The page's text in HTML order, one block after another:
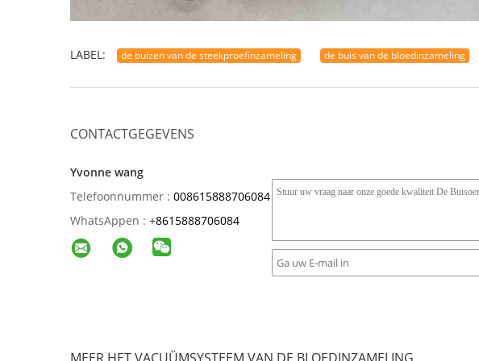
LABEL: de buizen van de steekproefinzameling de buis van de bloedinzameling
CONTACTGEGEVENS
Yvonne wang
Telefoonnummer : 008615888706084
WhatsAppen : +8615888706084